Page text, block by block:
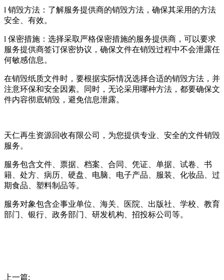
l 销毁方法：了解服务提供商的销毁方法，确保其采用的方法
安全、有效。
l 保密措施：选择采取严格保密措施的服务提供商，可以要求
服务提供商签订保密协议，确保文件在销毁过程中不会泄露任
何敏感信息。
在销毁纸质文件时，要根据实际情况选择合适的销毁方法，并
注意环保和安全因素。同时，无论采用哪种方法，都要确保文
件内容彻底销毁，避免信息泄露。
天仁再生资源回收有限公司，为您提供专业、安全的文件销毁
服务。
服务包含文件、票据、档案、合同、凭证、单据、试卷、书
籍、处方、病历、硬盘、电脑、电子产品、服装、化妆品、过
期食品、塑料制品等。
服务对象包含企事业单位、海关、医院、出版社、学校、教育
部门、银行、政务部门、研发机构、招投标公司等。
上一篇: